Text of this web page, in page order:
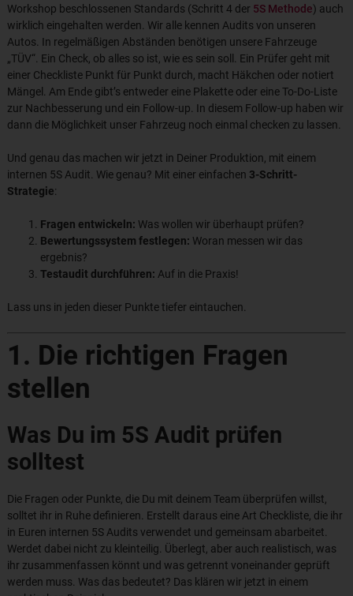
Workshop beschlossenen Standards (Schritt 4 der 5S Methode) auch
wirklich eingehalten werden. Wir alle kennen Audits von unseren
Autos. In regelmäßigen Abständen benötigen unsere Fahrzeuge
„TÜV“. Ein Check, ob alles so ist, wie es sein soll. Ein Prüfer geht mit
einer Checkliste Punkt für Punkt durch, macht Häkchen oder notiert
Mängel. Am Ende gibt’s entweder eine Plakette oder eine To-Do-Liste
zur Nachbesserung und ein Follow-up. In diesem Follow-up haben wir
dann die Möglichkeit unser Fahrzeug noch einmal checken zu lassen.
Und genau das machen wir jetzt in Deiner Produktion, mit einem
internen 5S Audit. Wie genau? Mit einer einfachen 3-Schritt-
Strategie:
Fragen entwickeln: Was wollen wir überhaupt prüfen?
Bewertungssystem festlegen: Woran messen wir das
ergebnis?
Testaudit durchführen: Auf in die Praxis!
Lass uns in jeden dieser Punkte tiefer eintauchen.
1. Die richtigen Fragen
stellen
Was Du im 5S Audit prüfen
solltest
Die Fragen oder Punkte, die Du mit deinem Team überprüfen willst,
solltet ihr in Ruhe definieren. Erstellt daraus eine Art Checkliste, die ihr
in Euren internen 5S Audits verwendet und gemeinsam abarbeitet.
Werdet dabei nicht zu kleinteilig. Überlegt, aber auch realistisch, was
ihr zusammenfassen könnt und was getrennt voneinander geprüft
werden muss. Was das bedeutet? Das klären wir jetzt in einem